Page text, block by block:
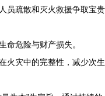
员疏散和灭火救援争取宝贵
命危险与财产损失。
火灾中的完整性，减少次生